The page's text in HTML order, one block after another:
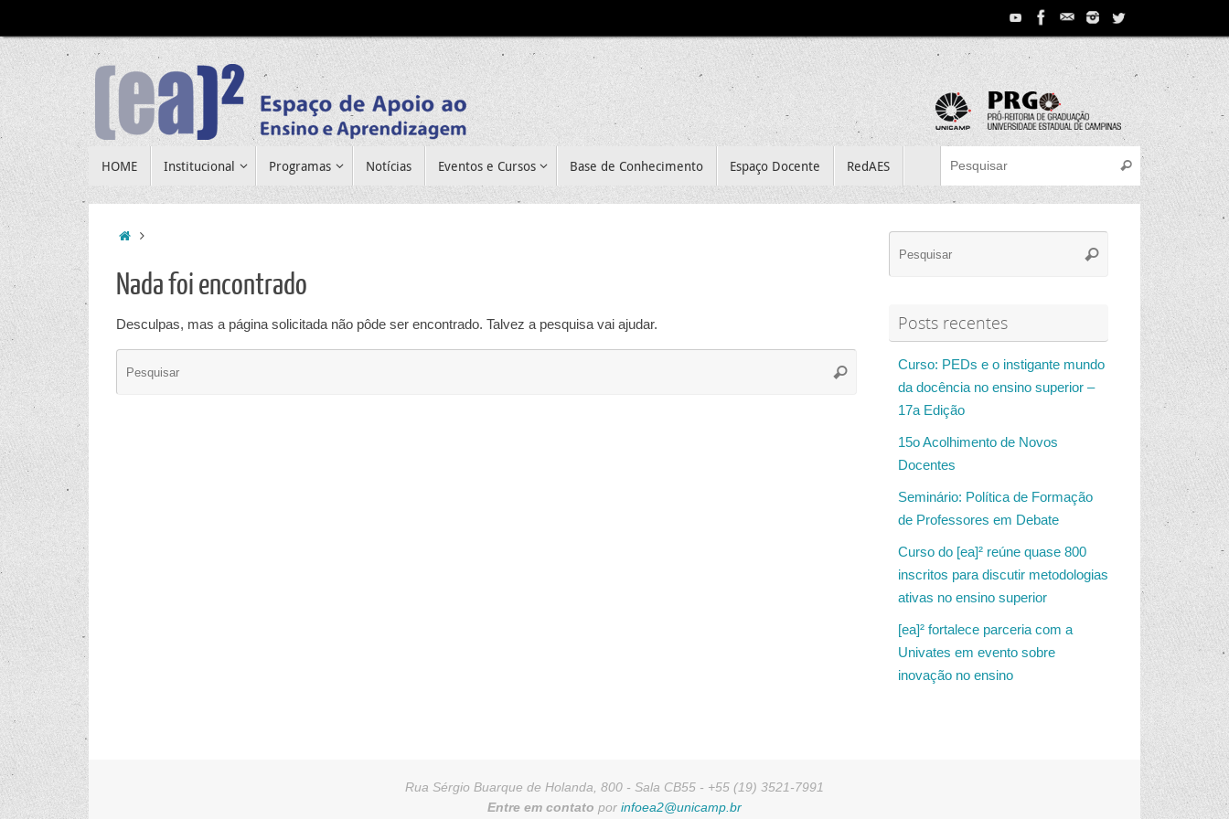
para
conteúdo
para
conteúdo
HOME Institucional Programas Notícias Eventos e Cursos Base de Conhecimento Espaço Docente RedAES
Search for:
Pesquisar
Home
Nada foi encontrado
Desculpas, mas a página solicitada não pôde ser encontrado. Talvez a pesquisa vai ajudar.
Search
Pesquisar
Pesquisar
Posts recentes
Curso: PEDs e o instigante mundo
da docência no ensino superior –
17a Edição
15o Acolhimento de Novos
Docentes
Seminário: Política de Formação
de Professores em Debate
Curso do [ea]² reúne quase 800
inscritos para discutir metodologias
ativas no ensino superior
[ea]² fortalece parceria com a
Univates em evento sobre
inovação no ensino
Rua Sérgio Buarque de Holanda, 800 - Sala CB55 - +55 (19) 3521-7991
Entre em contato por infoea2@unicamp.br